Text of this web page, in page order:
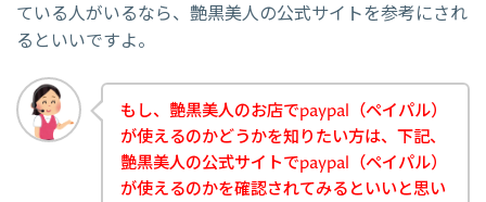
ている人がいるなら、艶黒美人の公式サイトを参考にされ
るといいですよ。
もし、艶黒美人のお店でpaypal（ペイパル）
が使えるのかどうかを知りたい方は、下記、
艶黒美人の公式サイトでpaypal（ペイパル）
が使えるのかを確認されてみるといいと思い